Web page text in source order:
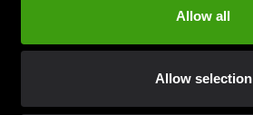
Allow all
Allow selection